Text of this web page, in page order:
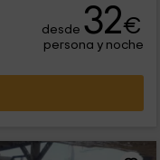
desde 32€
persona y noche